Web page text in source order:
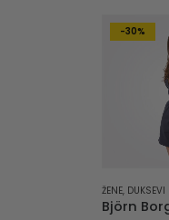
-30%
ŽENE, DUKSEVI